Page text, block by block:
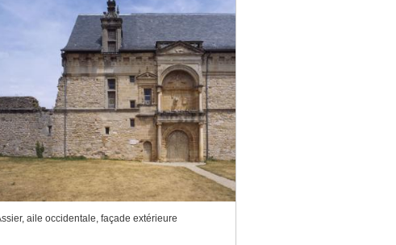
aile occidentale, façade extérieure